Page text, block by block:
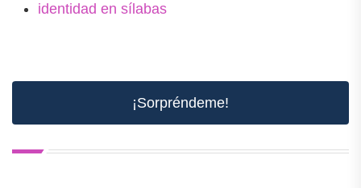
identidad en sílabas
¡Sorpréndeme!